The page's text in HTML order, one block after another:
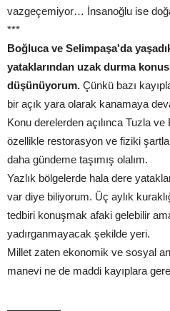
vazgeçemiyor… İnsanoğlu ise
***
Boğluca ve Selimpaşa'da
yataklarından uzak durma
düşünüyorum. Çünkü bazı
bir açık yara olarak kanamaya
Konu derelerden açılınca Tuzla
özellikle restorasyon ve fiziki
daha gündeme taşımış olalım.
Yazlık bölgelerde hala dere
var diye biliyorum. Üç aylık
tedbiri konuşmak afaki gelebilir
yadırganmayacak şekilde yeri.
Millet zaten ekonomik ve sosyal
manevi ne de maddi kayıplara